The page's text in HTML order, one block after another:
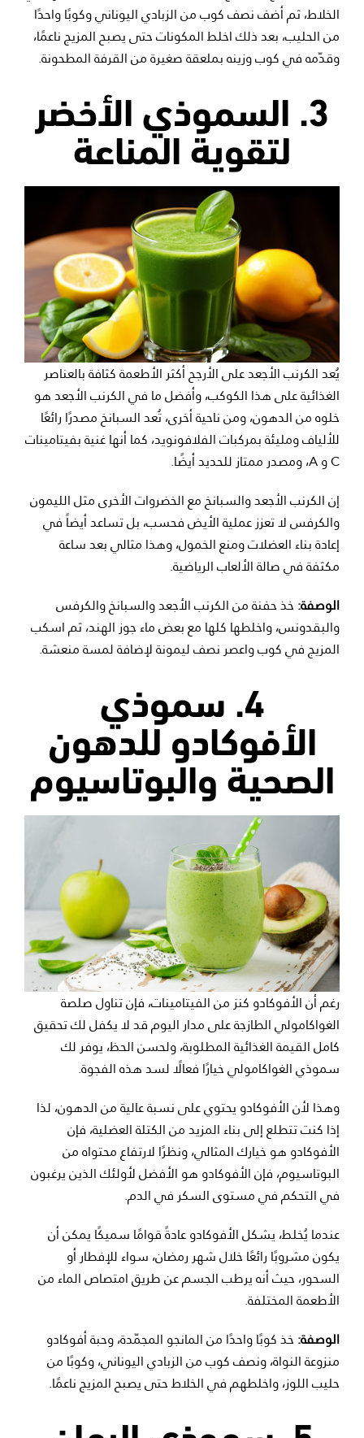
الخلاط، ثم أضف نصف كوب من الزبادي اليوناني وكوبًا واحدًا
من الحليب، بعد ذلك اخلط المكونات حتى يصبح المزيج ناعمًا،
وقدّمه في كوب وزينه بملعقة صغيرة من القرفة المطحونة.
3. السموذي الأخضر
لتقوية المناعة
يُعد الكرنب الأجعد على الأرجح أكثر الأطعمة كثافة بالعناصر
الغذائية على هذا الكوكب، وأفضل ما في الكرنب الأجعد هو
خلوه من الدهون، ومن ناحية أخرى، تُعد السبانخ مصدرًا رائعًا
للألياف ومليئة بمركبات الفلافونويد، كما أنها غنية بفيتامينات
C و A، ومصدر ممتاز للحديد أيضًا.
إن الكرنب الأجعد والسبانخ مع الخضروات الأخرى مثل الليمون
والكرفس لا تعزز عملية الأيض فحسب، بل تساعد أيضاً في
إعادة بناء العضلات ومنع الخمول، وهذا مثالي بعد ساعة
مكثفة في صالة الألعاب الرياضية.
الوصفة:خذ حفنة من الكرنب الأجعد والسبانخ والكرفس
والبقدونس، واخلطها كلها مع بعض ماء جوز الهند، ثم اسكب
المزيج في كوب واعصر نصف ليمونة لإضافة لمسة منعشة.
4. سموذي
الأفوكادو للدهون
الصحية والبوتاسيوم
رغم أن الأفوكادو كنز من الفيتامينات، فإن تناول صلصة
الغواكامولي الطازجة على مدار اليوم قد لا يكفل لك تحقيق
كامل القيمة الغذائية المطلوبة، ولحسن الحظ، يوفر لك
سموذي الغواكامولي خيارًا فعالًا لسد هذه الفجوة.
وهذا لأن الأفوكادو يحتوي على نسبة عالية من الدهون، لذا
إذا كنت تتطلع إلى بناء المزيد من الكتلة العضلية، فإن
الأفوكادو هو خيارك المثالي، ونظرًا لارتفاع محتواه من
البوتاسيوم، فإن الأفوكادو هو الأفضل لأولئك الذين يرغبون
في التحكم في مستوى السكر في الدم.
عندما يُخلط، يشكل الأفوكادو عادةً قوامًا سميكًا يمكن أن
يكون مشروبًا رائعًا خلال شهر رمضان، سواء للإفطار أو
السحور، حيث أنه يرطب الجسم عن طريق امتصاص الماء من
الأطعمة المختلفة.
الوصفة:خذ كوبًا واحدًا من المانجو المجمّدة، وحبة أفوكادو
منزوعة النواة، ونصف كوب من الزبادي اليوناني، وكوبًا من
حليب اللوز، واخلطهم في الخلاط حتى يصبح المزيج ناعمًا.